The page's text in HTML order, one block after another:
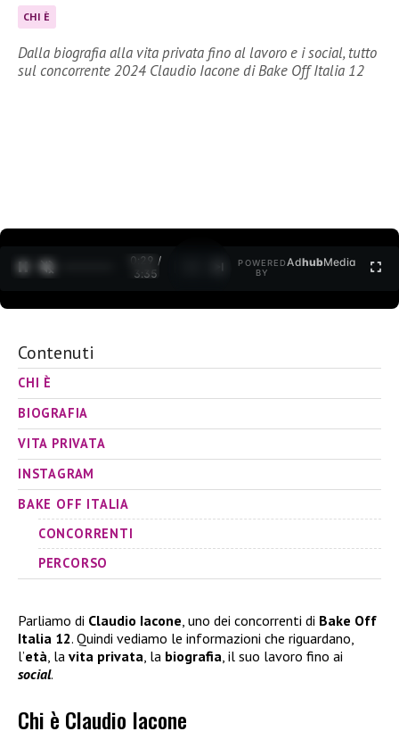
CHI È
Dalla biografia alla vita privata fino al lavoro e i social, tutto
sul concorrente 2024 Claudio Iacone di Bake Off Italia 12
0:30 /
3:35
POWERED
BY
AdhubMedia
Contenuti
CHI È
BIOGRAFIA
VITA PRIVATA
INSTAGRAM
BAKE OFF ITALIA
CONCORRENTI
PERCORSO
Parliamo di Claudio Iacone, uno dei concorrenti di Bake Off
Italia 12. Quindi vediamo le informazioni che riguardano,
l’età, la vita privata, la biografia, il suo lavoro fino ai
social.
Chi è Claudio Iacone